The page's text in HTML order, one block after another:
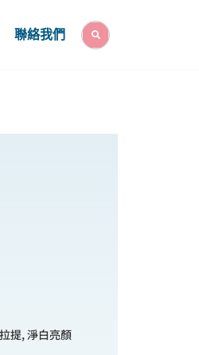
聯絡我們
Search
提, 淨白亮顏